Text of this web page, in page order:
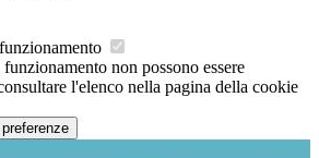
non possono essere
l'elenco nella pagina della cookie